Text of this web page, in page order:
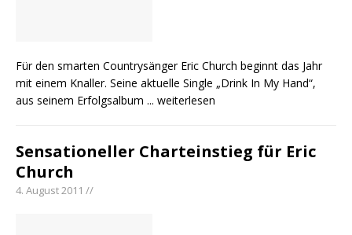
Für den smarten Countrysänger Eric Church beginnt das Jahr
mit einem Knaller. Seine aktuelle Single „Drink In My Hand“,
aus seinem Erfolgsalbum ... weiterlesen
Sensationeller Charteinstieg für Eric
Church
4. August 2011 //